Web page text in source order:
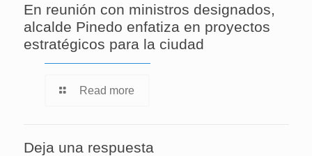
En reunión con ministros designados,
alcalde Pinedo enfatiza en proyectos
estratégicos para la ciudad
Read more
Deja una respuesta